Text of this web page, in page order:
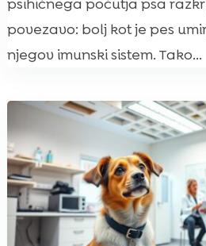
psihičnega počutja psa
povezavo: bolj kot je pes
njegov imunski sistem. Tako...